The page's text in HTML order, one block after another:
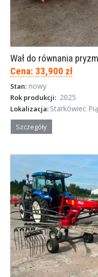
Wał do równania
Cena: 33,900 zł
Stan: nowy
Rok produkcji: 2025
Lokalizacja: Starkówiec
Szczegóły